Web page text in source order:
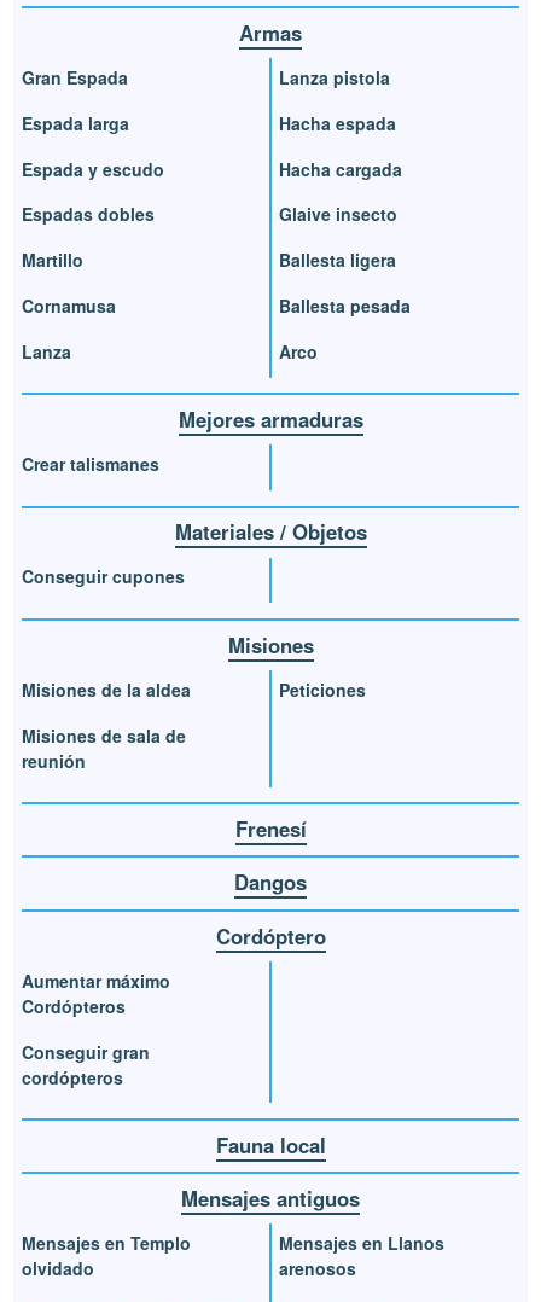
Armas
Gran Espada
Espada larga
Espada y escudo
Espadas dobles
Martillo
Cornamusa
Lanza
Lanza pistola
Hacha espada
Hacha cargada
Glaive insecto
Ballesta ligera
Ballesta pesada
Arco
Mejores armaduras
Crear talismanes
Materiales / Objetos
Conseguir cupones
Misiones
Misiones de la aldea
Misiones de sala de
reunión
Peticiones
Frenesí
Dangos
Cordóptero
Aumentar máximo
Cordópteros
Conseguir gran
cordópteros
Fauna local
Mensajes antiguos
Mensajes en Templo
olvidado
Mensajes en Llanos
arenosos